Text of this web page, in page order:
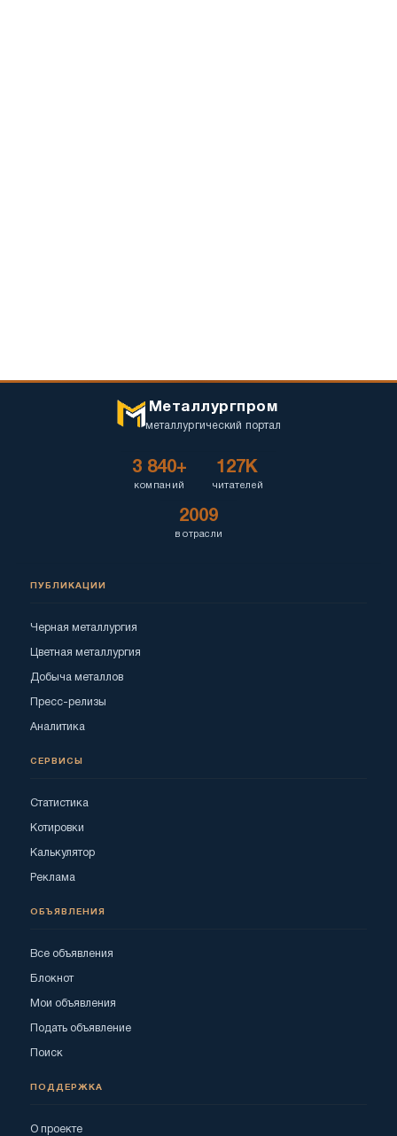
Металлургпром
металлургический портал
3 840+
компаний
127K
читателей
2009
в отрасли
ПУБЛИКАЦИИ
Черная металлургия
Цветная металлургия
Добыча металлов
Пресс-релизы
Аналитика
СЕРВИСЫ
Статистика
Котировки
Калькулятор
Реклама
ОБЪЯВЛЕНИЯ
Все объявления
Блокнот
Мои объявления
Подать объявление
Поиск
ПОДДЕРЖКА
О проекте